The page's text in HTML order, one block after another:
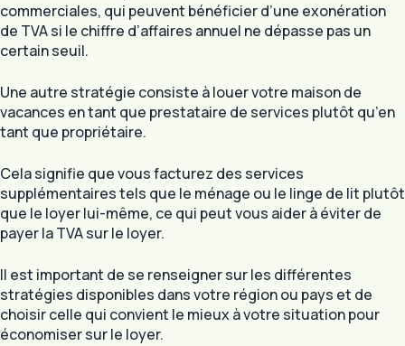
commerciales, qui peuvent bénéficier d’une exonération
de TVA si le chiffre d’affaires annuel ne dépasse pas un
certain seuil.
Une autre stratégie consiste à louer votre maison de
vacances en tant que prestataire de services plutôt qu’en
tant que propriétaire.
Cela signifie que vous facturez des services
supplémentaires tels que le ménage ou le linge de lit plutôt
que le loyer lui-même, ce qui peut vous aider à éviter de
payer la TVA sur le loyer.
Il est important de se renseigner sur les différentes
stratégies disponibles dans votre région ou pays et de
choisir celle qui convient le mieux à votre situation pour
économiser sur le loyer.